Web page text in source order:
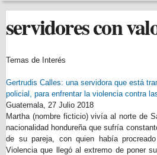
servidores con
Temas de Interés
Gertrudis Calles: una servidora que está
policial, para enfrentar la violencia contra
Guatemala, 27 Julio 2018
Martha (nombre ficticio) vivía al norte de
nacionalidad hondureña que sufría
de su pareja, con quien había
Violencia que llegó al extremo de poner